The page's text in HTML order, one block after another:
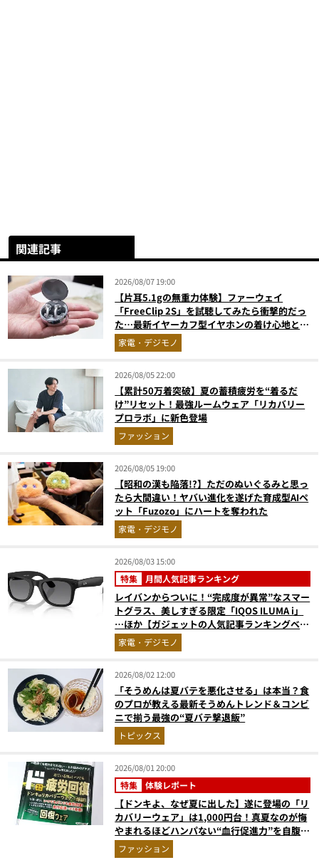
関連記事
2026/08/07 19:00
【片耳5.1gの無重力体験】ファーウェイ
「FreeClip 2S」を試聴してみたら衝撃的だっ
た…最新イヤーカフ型イヤホンの着け心地とAI
技術に感動
家電・デジモノ
2026/08/05 22:00
【累計50万着突破】夏の蓄積疲労を“着るだ
け”リセット！最強ルームウェア「リカバリー
プロラボ」に新色登場
ファッション
2026/08/05 19:00
【昭和の漢も陥落!?】ただのぬいぐるみと思っ
たら大間違い！ヤバい進化を遂げた育成型AIペ
ット「Fuzozo」にハートを奪われた
家電・デジモノ
2026/08/03 15:00
特集 月間人気記事ランキング
レイバンからついに！“完成度が異常”なスマー
トグラス、美しすぎる限定「IQOS ILUMA i」
…ほか【ガジェットの人気記事ランキングベス
ト3】（2026年6月版）
家電・デジモノ
2026/08/02 12:00
「そうめんは夏バテを悪化させる」は本当？食
のプロが教える最新そうめんトレンド＆コンビ
ニで揃う最強の“夏バテ撃退飯”
トピックス
2026/08/01 20:00
特集 体験レポート
【ドンキよ、なぜ夏に出した】遂に登場の「リ
カバリーウェア」は1,000円台！真夏なのが悔
やまれるほどハンパない“血行促進力”を自腹レ
ビュー
ファッション